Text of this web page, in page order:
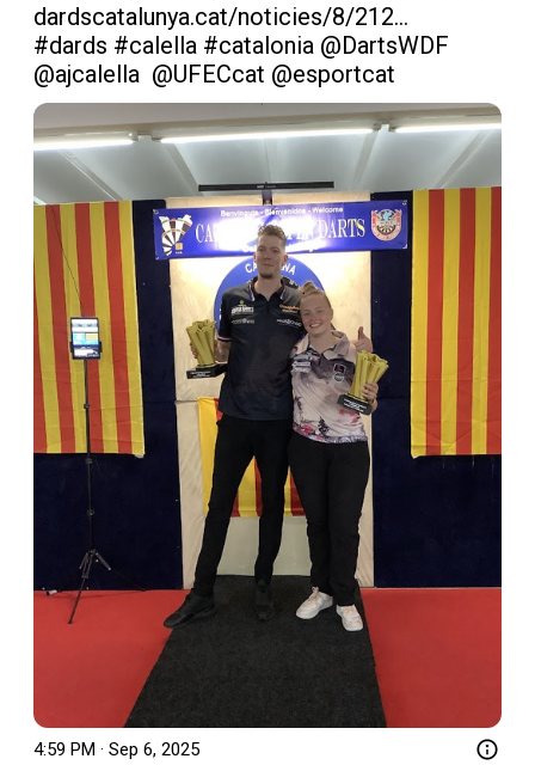
dardscatalunya.cat/noticies/8/212…
#dards #calella #catalonia @DartsWDF
@ajcalella @UFECcat @esportcat
4:59 PM · Sep 6, 2025